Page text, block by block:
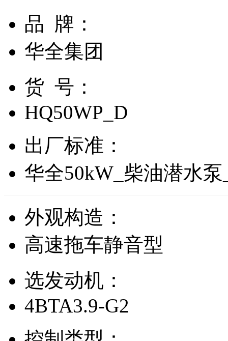
品 牌：
华全集团
货 号：
HQ50WP_D
出厂标准：
华全50kW_柴油潜水
外观构造：
高速拖车静音型
选发动机：
4BTA3.9-G2